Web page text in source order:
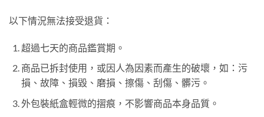
以下情況無法接受退貨：
超過七天的商品鑑賞期。
商品已拆封使用，或因人為因素而產生的破壞，如：污
損、故障、損毀、磨損、擦傷、刮傷、髒污。
外包裝紙盒輕微的摺痕，不影響商品本身品質。